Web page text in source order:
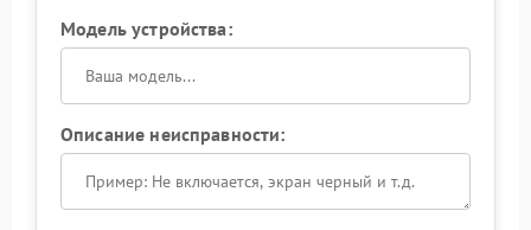
Модель устройства:
Описание неисправности: